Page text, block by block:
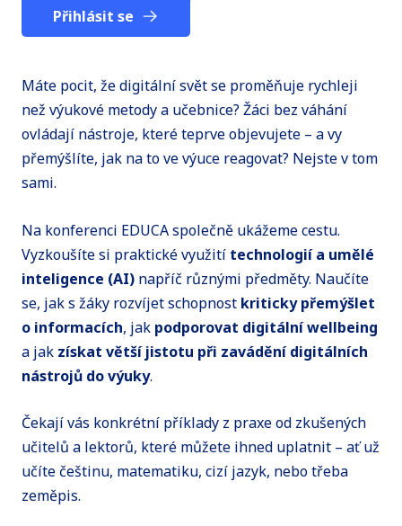
Přihlásit se
Máte pocit, že digitální svět se proměňuje rychleji
než výukové metody a učebnice? Žáci bez váhání
ovládají nástroje, které teprve objevujete – a vy
přemýšlíte, jak na to ve výuce reagovat? Nejste v tom
sami.
Na konferenci EDUCA společně ukážeme cestu.
Vyzkoušíte si praktické využití technologií a umělé
inteligence (AI) napříč různými předměty. Naučíte
se, jak s žáky rozvíjet schopnost kriticky přemýšlet
o informacích, jak podporovat digitální wellbeing
a jak získat větší jistotu při zavádění digitálních
nástrojů do výuky.
Čekají vás konkrétní příklady z praxe od zkušených
učitelů a lektorů, které můžete ihned uplatnit – ať už
učíte češtinu, matematiku, cizí jazyk, nebo třeba
zeměpis.